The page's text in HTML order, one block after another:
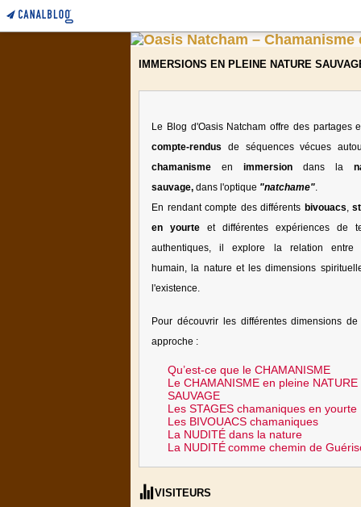
IMMERSIONS EN PLEINE NATURE
Le Blog d'Oasis Natcham offre des partages
compte-rendus de séquences vécues
chamanisme en immersion dans la
sauvage, dans l'optique "natchame".
En rendant compte des différents bivouacs,
en yourte et différentes expériences de
authentiques, il explore la relation entre
humain, la nature et les dimensions
l'existence.
Pour découvrir les différentes dimensions de
approche :
Qu’est-ce que le CHAMANISME
Le CHAMANISME en pleine NATURE
SAUVAGE
Les STAGES chamaniques en yourte
Les BIVOUACS chamaniques
La NUDITÉ dans la nature
La NUDITÉcomme chemin de
VISITEURS